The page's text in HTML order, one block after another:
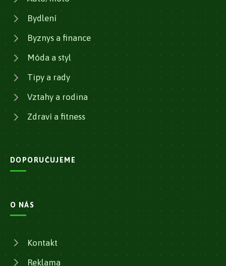
Bydlení
Byznys a finance
Móda a styl
Tipy a rady
Vztahy a rodina
Zdraví a fitness
DOPORUČUJEME
O NÁS
Kontakt
Reklama